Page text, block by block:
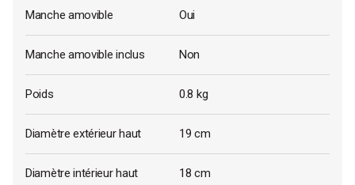
Manche amovible Oui
Manche amovible inclus Non
Poids 0.8 kg
Diamètre extérieur haut 19 cm
Diamètre intérieur haut 18 cm